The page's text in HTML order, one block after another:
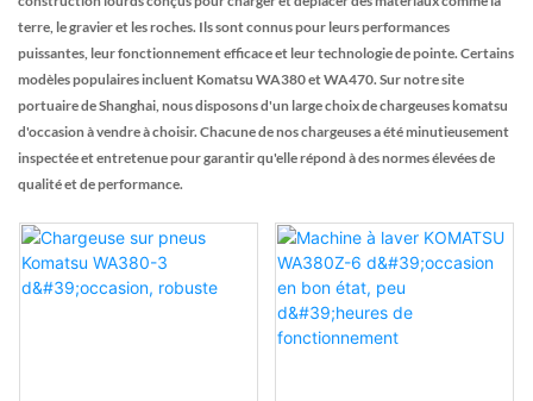
terre, le gravier et les roches. Ils sont connus pour leurs performances
puissantes, leur fonctionnement efficace et leur technologie de pointe. Certains
modèles populaires incluent Komatsu WA380 et WA470. Sur notre site
portuaire de Shanghai, nous disposons d'un large choix dechargeuses komatsu
d'occasion à vendreà choisir. Chacune de nos chargeuses a été minutieusement
inspectée et entretenue pour garantir qu'elle répond à des normes élevées de
qualité et de performance.